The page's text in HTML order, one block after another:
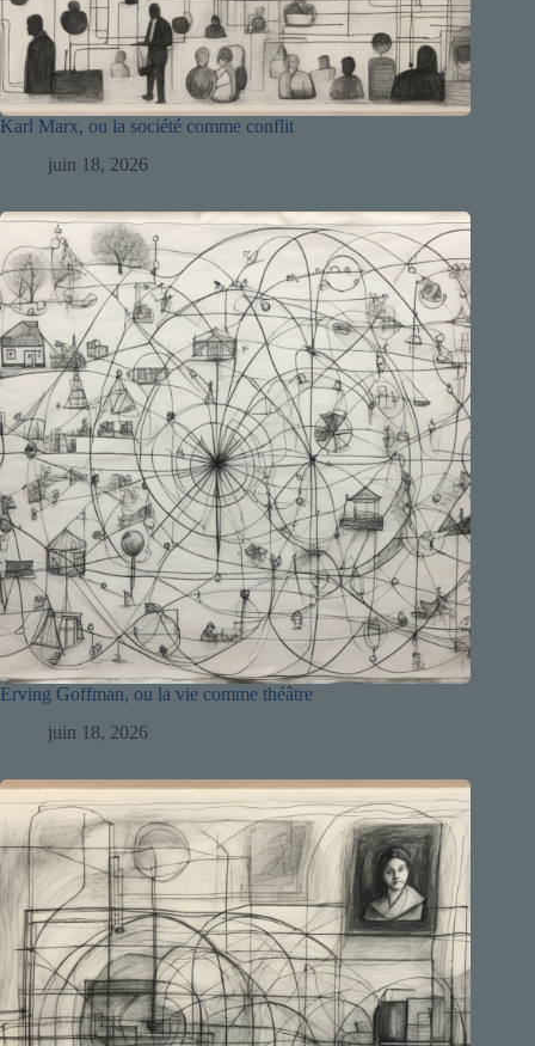
Karl Marx, ou la société comme conflit
juin 18, 2026
Erving Goffman, ou la vie comme théâtre
juin 18, 2026